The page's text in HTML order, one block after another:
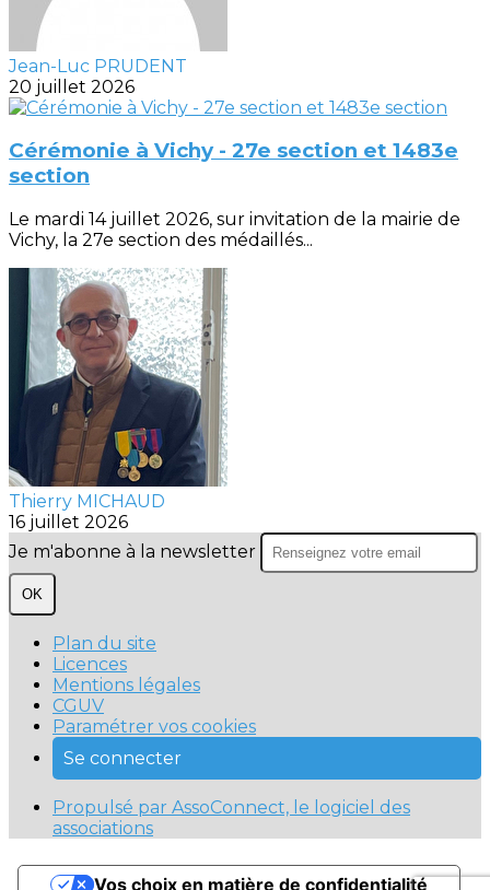
Jean-Luc PRUDENT
20 juillet 2026
Cérémonie à Vichy - 27e section et 1483e
section
Le mardi 14 juillet 2026, sur invitation de la mairie de
Vichy, la 27e section des médaillés...
Thierry MICHAUD
16 juillet 2026
Je m'abonne à la newsletter
OK
Plan du site
Licences
Mentions légales
CGUV
Paramétrer vos cookies
Se connecter
Propulsé par AssoConnect, le logiciel des
associations
Vos choix en matière de confidentialité